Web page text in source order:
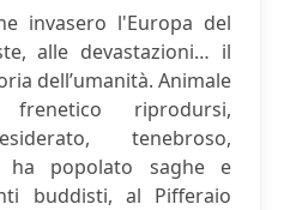
invasero l'Europa del
alle devastazioni… il
dell’umanità. Animale
riprodursi,
tenebroso,
popolato saghe e
buddisti, al Pifferaio